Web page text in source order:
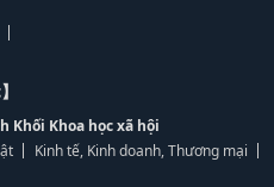
Khối Khoa học xã hội
Kinh tế, Kinh doanh, Thương mại